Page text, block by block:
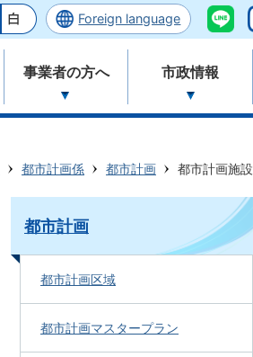
Foreign language
事業者の方へ 市政情報
都市計画係 都市計画 都市計画施設
都市計画
都市計画区域
都市計画マスタープラン